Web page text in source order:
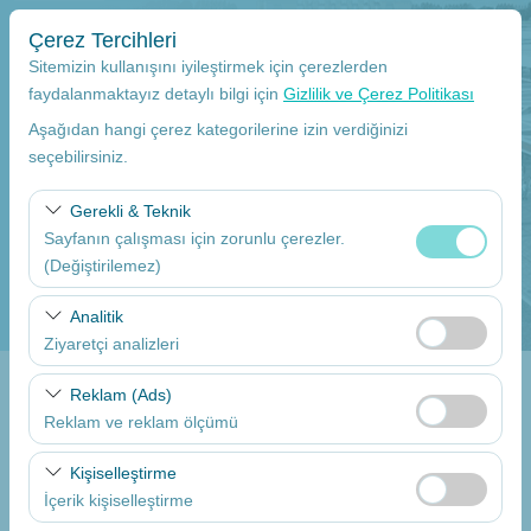
Çerez Tercihleri
Sitemizin kullanışını iyileştirmek için çerezlerden
faydalanmaktayız detaylı bilgi için Gizlilik ve Çerez Politikası
Aşağıdan hangi çerez kategorilerine izin verdiğinizi
seçebilirsiniz.
Gerekli & Teknik
Sayfanın çalışması için zorunlu çerezler.
(Değiştirilemez)
Bu çerezler sitenin doğru şekilde çalışması, güvenlik,
oturum yönetimi ve temel işlevler için gereklidir. Devre
dışı bırakılamaz.
Analitik
Ziyaretçi analizleri
Bu çerezler, sitemizin nasıl kullanıldığını (ziyaretçi sayısı,
en çok ziyaret edilen sayfalar, kullanıcı davranışları)
analiz etmemizi sağlar. Bu veriler, web sitesi
performansını ölçmek ve kullanıcı deneyimini sürekli
iyileştirmek için kullanılır.
Reklam (Ads)
Reklam ve reklam ölçümü
Bu çerezler, size ilgi alanlarınıza uygun kişiselleştirilmiş
reklamlar göstermemize ve reklam kampanyalarımızın
etkinliğini (gösterim sayısı, tıklama oranı) ölçmemize
Kişiselleştirme
İçerik kişiselleştirme
Alış Yeri
Aracı farklı bir lokasyona bırakacağım
Alış Tarih
Bırakış Tarih
09:00
Araçları Listele